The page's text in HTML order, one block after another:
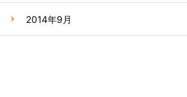
2014年9月